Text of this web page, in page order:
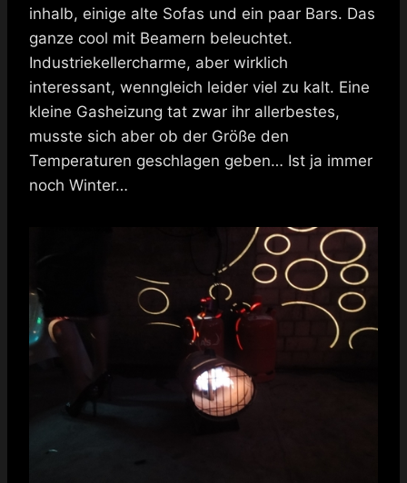
inhalb, einige alte Sofas und ein paar Bars. Das
ganze cool mit Beamern beleuchtet.
Industriekellercharme, aber wirklich
interessant, wenngleich leider viel zu kalt. Eine
kleine Gasheizung tat zwar ihr allerbestes,
musste sich aber ob der Größe den
Temperaturen geschlagen geben… Ist ja immer
noch Winter…